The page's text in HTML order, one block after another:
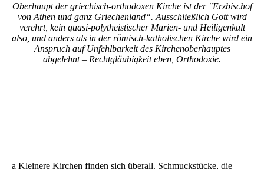
Oberhaupt der griechisch-orthodoxen Kirche ist der "Erzbischof
von Athen und ganz Griechenland“. Ausschließlich Gott wird
verehrt, kein quasi-polytheistischer Marien- und Heiligenkult
also, und anders als in der römisch-katholischen Kirche wird ein
Anspruch auf Unfehlbarkeit des Kirchenoberhauptes
abgelehnt– Rechtgläubigkeiteben, Orthodoxie.
a Kleinere Kirchen finden sich überall. Schmuckstücke, die